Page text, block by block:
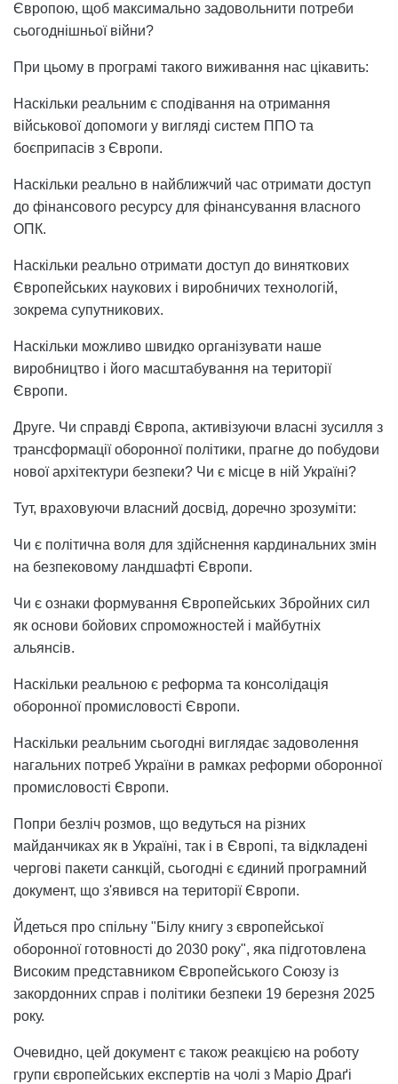
Європою, щоб максимально задовольнити потреби
сьогоднішньої війни?
При цьому в програмі такого виживання нас цікавить:
Наскільки реальним є сподівання на отримання
військової допомоги у вигляді систем ППО та
боєприпасів з Європи.
Наскільки реально в найближчий час отримати доступ
до фінансового ресурсу для фінансування власного
ОПК.
Наскільки реально отримати доступ до виняткових
Європейських наукових і виробничих технологій,
зокрема супутникових.
Наскільки можливо швидко організувати наше
виробництво і його масштабування на території
Європи.
Друге. Чи справді Європа, активізуючи власні зусилля з
трансформації оборонної політики, прагне до побудови
нової архітектури безпеки? Чи є місце в ній Україні?
Тут, враховуючи власний досвід, доречно зрозуміти:
Чи є політична воля для здійснення кардинальних змін
на безпековому ландшафті Європи.
Чи є ознаки формування Європейських Збройних сил
як основи бойових спроможностей і майбутніх
альянсів.
Наскільки реальною є реформа та консолідація
оборонної промисловості Європи.
Наскільки реальним сьогодні виглядає задоволення
нагальних потреб України в рамках реформи оборонної
промисловості Європи.
Попри безліч розмов, що ведуться на різних
майданчиках як в Україні, так і в Європі, та відкладені
чергові пакети санкцій, сьогодні є єдиний програмний
документ, що з'явився на території Європи.
Йдеться про спільну "Білу книгу з європейської
оборонної готовності до 2030 року", яка підготовлена
Високим представником Європейського Союзу із
закордонних справ і політики безпеки 19 березня 2025
року.
Очевидно, цей документ є також реакцією на роботу
групи європейських експертів на чолі з Маріо Драґі